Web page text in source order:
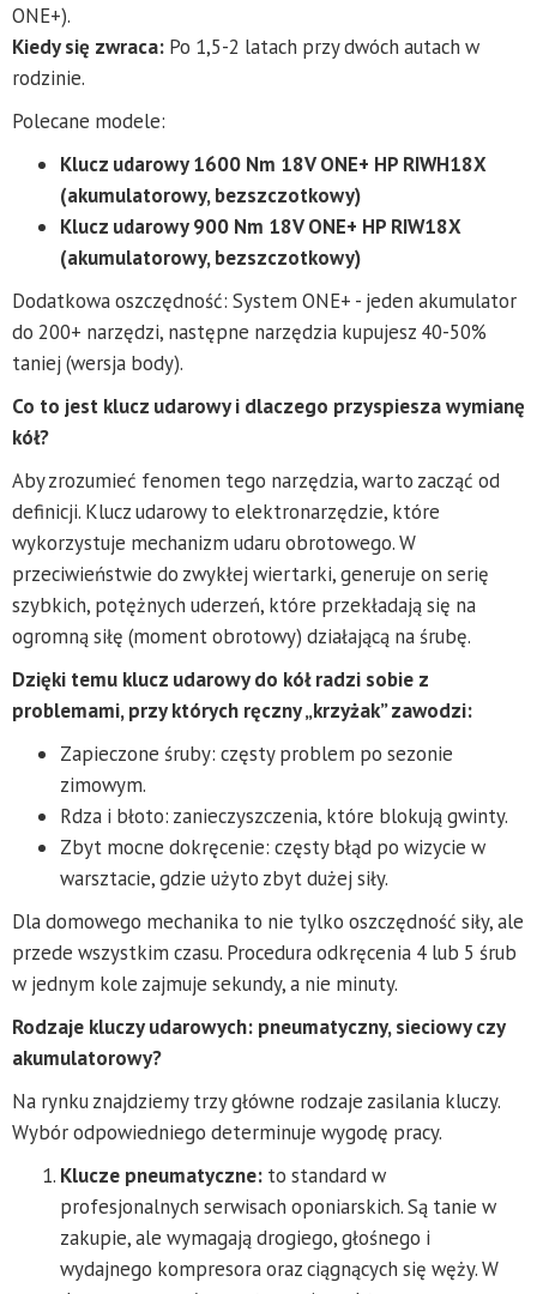
ONE+).
Kiedy się zwraca: Po 1,5-2 latach przy dwóch autach w
rodzinie.
Polecane modele:
Klucz udarowy 1600 Nm 18V ONE+ HP RIWH18X
(akumulatorowy, bezszczotkowy)
Klucz udarowy 900 Nm 18V ONE+ HP RIW18X
(akumulatorowy, bezszczotkowy)
Dodatkowa oszczędność: System ONE+ - jeden akumulator
do 200+ narzędzi, następne narzędzia kupujesz 40-50%
taniej (wersja body).
Co to jest klucz udarowy i dlaczego przyspiesza wymianę
kół?
Aby zrozumieć fenomen tego narzędzia, warto zacząć od
definicji. Klucz udarowy to elektronarzędzie, które
wykorzystuje mechanizm udaru obrotowego. W
przeciwieństwie do zwykłej wiertarki, generuje on serię
szybkich, potężnych uderzeń, które przekładają się na
ogromną siłę (moment obrotowy) działającą na śrubę.
Dzięki temu klucz udarowy do kół radzi sobie z
problemami, przy których ręczny „krzyżak” zawodzi:
Zapieczone śruby: częsty problem po sezonie
zimowym.
Rdza i błoto: zanieczyszczenia, które blokują gwinty.
Zbyt mocne dokręcenie: częsty błąd po wizycie w
warsztacie, gdzie użyto zbyt dużej siły.
Dla domowego mechanika to nie tylko oszczędność siły, ale
przede wszystkim czasu. Procedura odkręcenia 4 lub 5 śrub
w jednym kole zajmuje sekundy, a nie minuty.
Rodzaje kluczy udarowych: pneumatyczny, sieciowy czy
akumulatorowy?
Na rynku znajdziemy trzy główne rodzaje zasilania kluczy.
Wybór odpowiedniego determinuje wygodę pracy.
Klucze pneumatyczne: to standard w
profesjonalnych serwisach oponiarskich. Są tanie w
zakupie, ale wymagają drogiego, głośnego i
wydajnego kompresora oraz ciągnących się węży. W